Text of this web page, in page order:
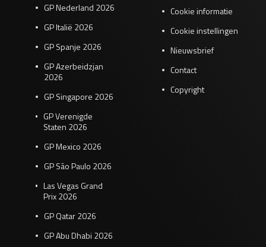
GP Nederland 2026
GP Italië 2026
GP Spanje 2026
GP Azerbeidzjan
2026
GP Singapore 2026
GP Verenigde
Staten 2026
GP Mexico 2026
GP São Paulo 2026
Las Vegas Grand
Prix 2026
GP Qatar 2026
GP Abu Dhabi 2026
Cookie informatie
Cookie instellingen
Nieuwsbrief
Contact
Copyright